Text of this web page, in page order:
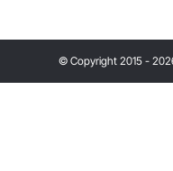
© Copyright 2015 -